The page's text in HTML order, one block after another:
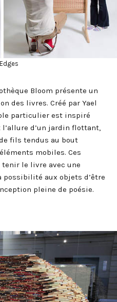
Bloom présente un
des livres. Créé par Yael
particulier est inspiré
d’un jardin flottant,
fils tendus au bout
mobiles. Ces
le livre avec une
aux objets d’être
pleine de poésie.